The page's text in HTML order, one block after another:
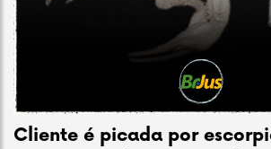
Cliente é picada por